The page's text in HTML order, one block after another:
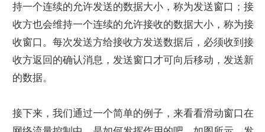
持一个连续的允许发送的数据大小，称为发送窗口；接
收方也会维持一个连续的允许接收的数据大小，称为接
收窗口。每次发送方给接收方发送数据后，必须收到接
收方返回的确认消息，发送窗口才可向后移动，发送新
的数据。
接下来，我们通过一个简单的例子，来看看滑动窗口在